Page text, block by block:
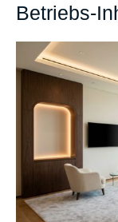
Betriebs-